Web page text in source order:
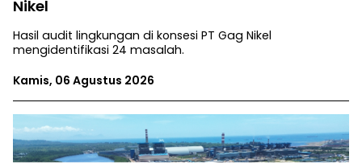
Nikel
Hasil audit lingkungan di konsesi PT Gag Nikel
mengidentifikasi 24 masalah.
Kamis, 06 Agustus 2026